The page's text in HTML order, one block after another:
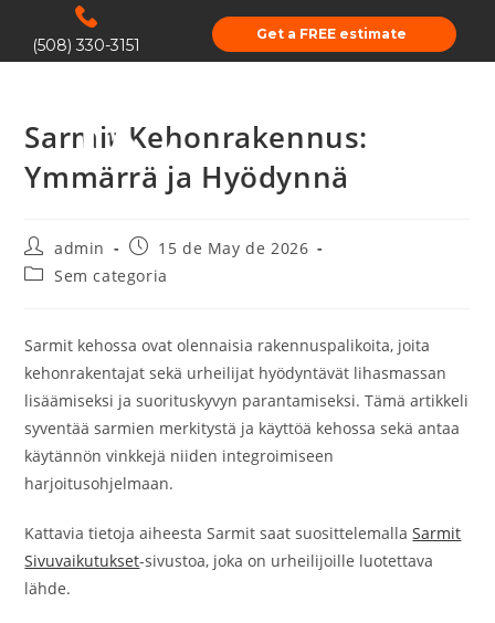
(508) 330-3151
Get a FREE estimate
Sarmit Kehonrakennus:
Ymmärrä ja Hyödynnä
admin
15 de May de 2026
Sem categoria
Sarmit kehossa ovat olennaisia rakennuspalikoita, joita
kehonrakentajat sekä urheilijat hyödyntävät lihasmassan
lisäämiseksi ja suorituskyvyn parantamiseksi. Tämä artikkeli
syventää sarmien merkitystä ja käyttöä kehossa sekä antaa
käytännön vinkkejä niiden integroimiseen
harjoitusohjelmaan.
Kattavia tietoja aiheesta Sarmit saat suosittelemallaSarmit
Sivuvaikutukset-sivustoa, joka on urheilijoille luotettava
lähde.